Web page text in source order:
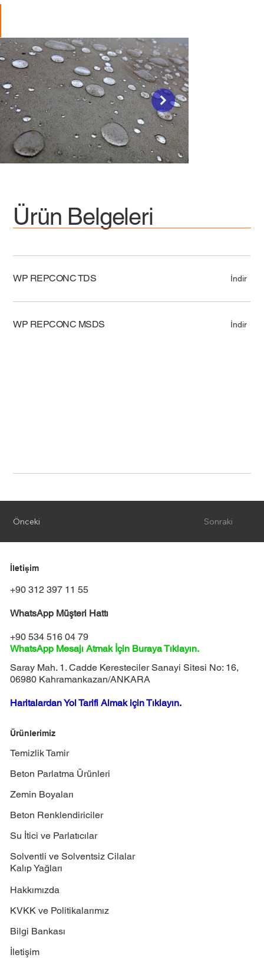
WP REPCONC TDS İndir
WP REPCONC MSDS İndir
Ürün Belgeleri
Sonraki
Önceki
İletişim
+90 312 397 11 55
WhatsApp Müşteri Hattı
+90 534 516 04 79
WhatsApp Mesajı Atmak İçin Buraya Tıklayın.
Saray Mah. 1. Cadde Keresteciler Sanayi Sitesi No: 16,
06980 Kahramankazan/ANKARA
Haritalardan Yol Tarifi Almak için Tıklayın.
Ürünlerimiz
Temizlik Tamir
Beton Parlatma Ürünleri
Zemin Boyaları
Beton Renklendiriciler
Su İtici ve Parlatıcılar
Solventli ve Solventsiz Cilalar
Kalıp Yağları
Hakkımızda
KVKK ve Politikalarımız
Bilgi Bankası
İletişim